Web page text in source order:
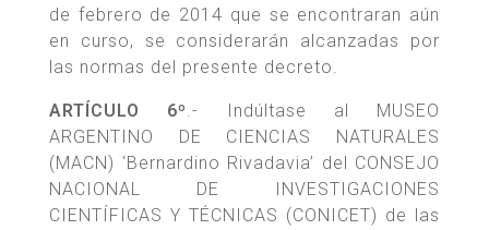
de febrero de 2014 que se encontraran aún
en curso, se considerarán alcanzadas por
las normas del presente decreto.
ARTÍCULO 6º .- Indúltase al MUSEO
ARGENTINO DE CIENCIAS NATURALES
(MACN) ‘Bernardino Rivadavia’ del CONSEJO
NACIONAL DE INVESTIGACIONES
CIENTÍFICAS Y TÉCNICAS (CONICET) de las